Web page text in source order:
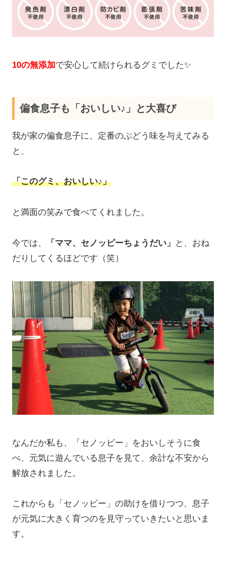
10の無添加で安心して続けられるグミでした✨
偏食息子も「おいしい♪」と大喜び
我が家の偏食息子に、定番のぶどう味を与えてみる
と、
「このグミ、おいしい♪」
と満面の笑みで食べてくれました。
今では、 「ママ、セノッピーちょうだい」
と、おね
だりしてくるほどです（笑）
なんだか私も、「セノッピー」をおいしそうに食
べ、元気に遊んでいる息子を見て、 余計な不安から
解放されました。
これからも「セノッピー」の助けを借りつつ、息子
が元気に大きく育つのを見守っていきたいと思いま
す。